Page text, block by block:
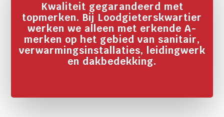
Kwaliteit gegarandeerd met
topmerken. Bij Loodgieterskwartier
werken we alleen met erkende A-
merken op het gebied van sanitair,
verwarmingsinstallaties, leidingwerk
en dakbedekking.